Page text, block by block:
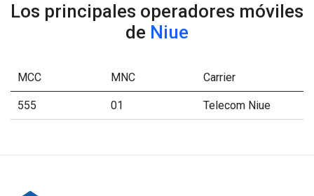
Los principales operadores móviles
de Niue
MCC MNC Carrier
555 01 Telecom Niue